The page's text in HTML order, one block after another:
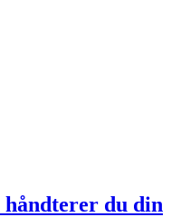
håndterer du din